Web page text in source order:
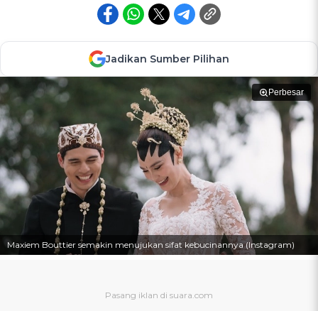
Jadikan Sumber Pilihan
Perbesar
Maxiem Bouttier semakin menujukan sifat kebucinannya (Instagram)